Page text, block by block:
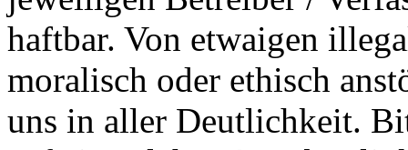
haftbar. Von etwaigen
moralisch oder ethisch
uns in aller Deutlichkeit.